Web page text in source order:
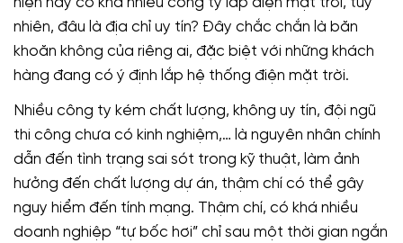
nhiên, đâu là địa chỉ uy tín? Đây chắc chắn là băn
khoăn không của riêng ai, đặc biệt với những khách
hàng đang có ý định lắp hệ thống điện mặt trời.
Nhiều công ty kém chất lượng, không uy tín, đội ngũ
thi công chưa có kinh nghiệm,… là nguyên nhân chính
dẫn đến tình trạng sai sót trong kỹ thuật, làm ảnh
hưởng đến chất lượng dự án, thậm chí có thể gây
nguy hiểm đến tính mạng. Thậm chí, có khá nhiều
doanh nghiệp “tự bốc hơi” chỉ sau một thời gian ngắn